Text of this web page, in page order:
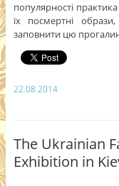
популярності
їх посмертні
заповнити цю
22.08.2014
The Ukrainian
Exhibition in